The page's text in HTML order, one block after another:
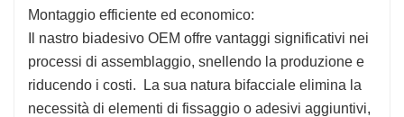
Montaggio efficiente ed economico:
Il nastro biadesivo OEM offre vantaggi significativi nei
processi di assemblaggio, snellendo la produzione e
riducendo i costi. La sua natura bifacciale elimina la
necessità di elementi di fissaggio o adesivi aggiuntivi,